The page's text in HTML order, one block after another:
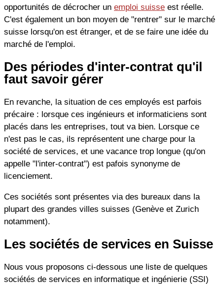
opportunités de décrocher un emploi suisse est réelle.
C'est également un bon moyen de "rentrer" sur le marché
suisse lorsqu'on est étranger, et de se faire une idée du
marché de l'emploi.
Des périodes d'inter-contrat qu'il
faut savoir gérer
En revanche, la situation de ces employés est parfois
précaire : lorsque ces ingénieurs et informaticiens sont
placés dans les entreprises, tout va bien. Lorsque ce
n'est pas le cas, ils représentent une charge pour la
société de services, et une vacance trop longue (qu'on
appelle "l'inter-contrat") est pafois synonyme de
licenciement.
Ces sociétés sont présentes via des bureaux dans la
plupart des grandes villes suisses (Genève et Zurich
notamment).
Les sociétés de services en Suisse
Nous vous proposons ci-dessous une liste de quelques
sociétés de services en informatique et ingénierie (SSI)